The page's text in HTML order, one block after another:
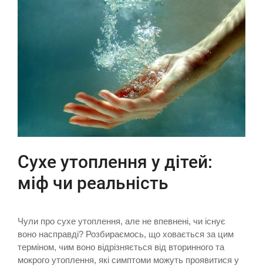
Сухе утоплення у дітей:
міф чи реальність
Чули про сухе утоплення, але не впевнені, чи існує
воно насправді? Розбираємось, що ховається за цим
терміном, чим воно відрізняється від вторинного та
мокрого утоплення, які симптоми можуть проявитися у